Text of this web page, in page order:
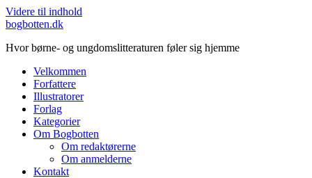
Videre til indhold
bogbotten.dk
Hvor børne- og ungdomslitteraturen føler sig hjemme
Velkommen
Forfattere
Illustratorer
Forlag
Kategorier
Om Bogbotten
Om redaktørerne
Om anmelderne
Kontakt